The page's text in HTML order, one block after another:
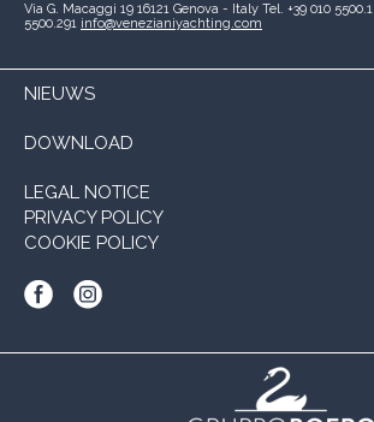
Via G. Macaggi 19 16121 Genova - Italy Tel. +39 010 5500.1
5500.291 info@venezianiyachting.com
NIEUWS
DOWNLOAD
LEGAL NOTICE
PRIVACY POLICY
COOKIE POLICY